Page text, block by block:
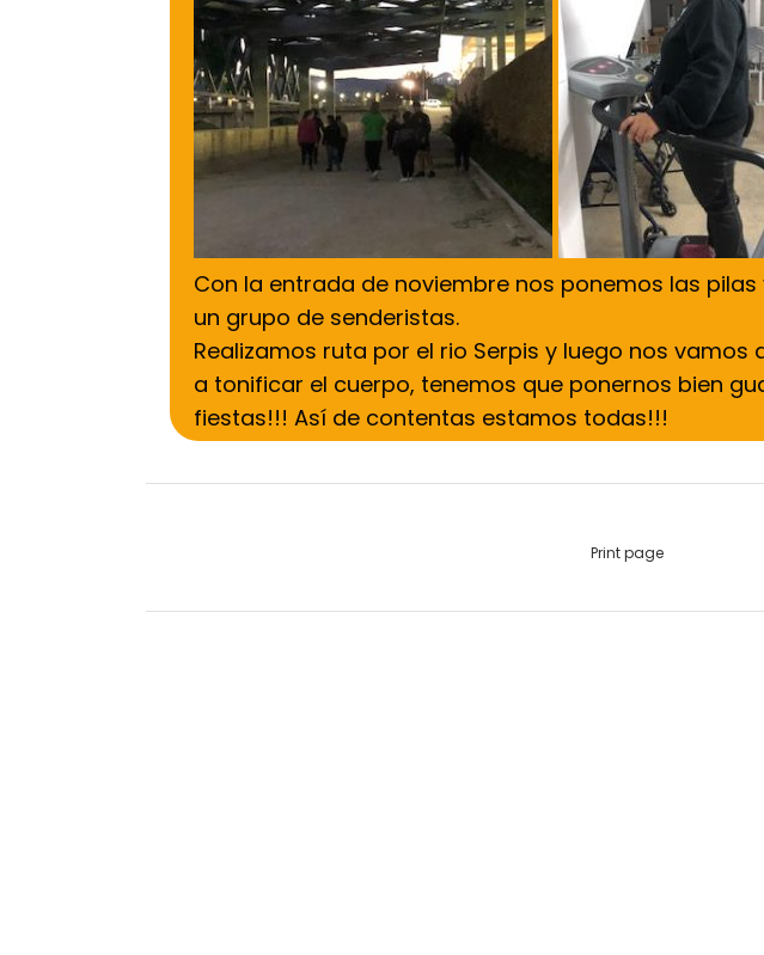
Con la entrada de noviembre nos ponemos las
un grupo de senderistas.
Realizamos ruta por el rio Serpis y luego nos
a tonificar el cuerpo, tenemos que ponernos bien
fiestas!!! Así de contentas estamos todas!!!
Print page